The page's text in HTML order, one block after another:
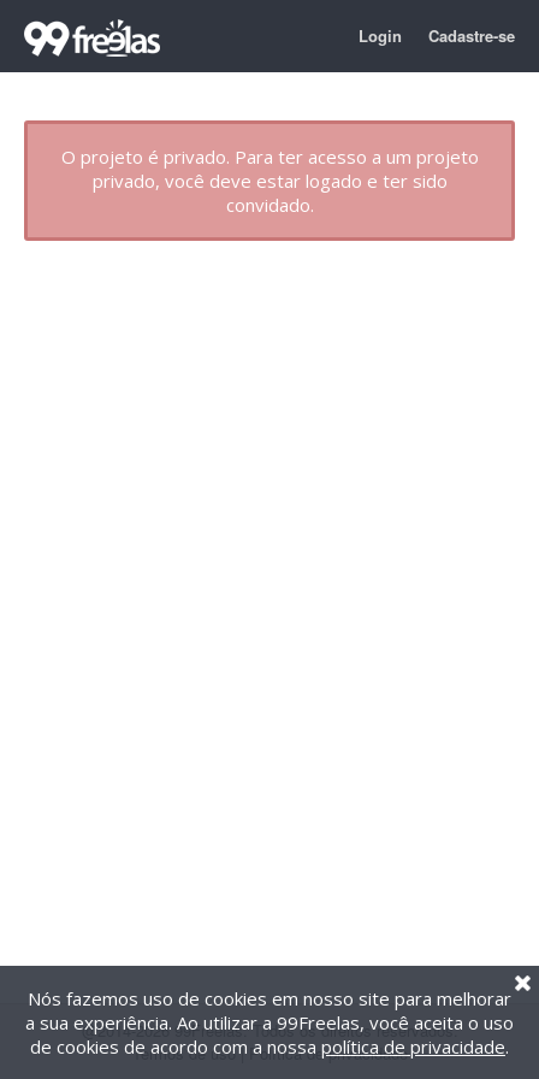
Login Cadastre-se
O projeto é privado. Para ter acesso a um projeto
privado, você deve estar logado e ter sido
convidado.
@2014-2026 99Freelas. Todos os direitos reservados.
Termos de uso| Política de privacidade
Nós fazemos uso de cookies em nosso site para melhorar
a sua experiência. Ao utilizar a 99Freelas, você aceita o uso
de cookies de acordo com a nossa política de privacidade.